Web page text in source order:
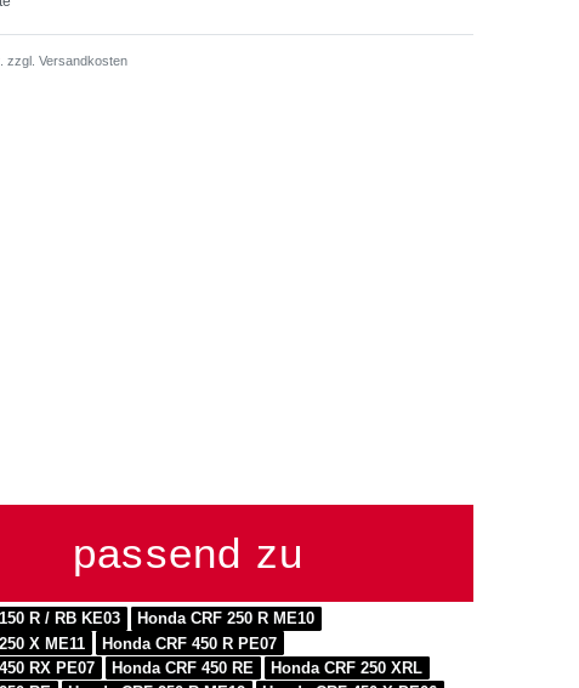
zzgl. Versandkosten
passend zu
R / RB KE03
Honda CRF 250 R ME10
X ME11
Honda CRF 450 R PE07
RX PE07
Honda CRF 450 RE
Honda CRF 250 XRL